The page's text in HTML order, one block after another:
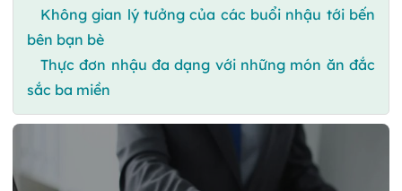
Không gian lý tưởng của các buổi nhậu tới bến
bên bạn bè
Thực đơn nhậu đa dạng với những món ăn đắc
sắc ba miền